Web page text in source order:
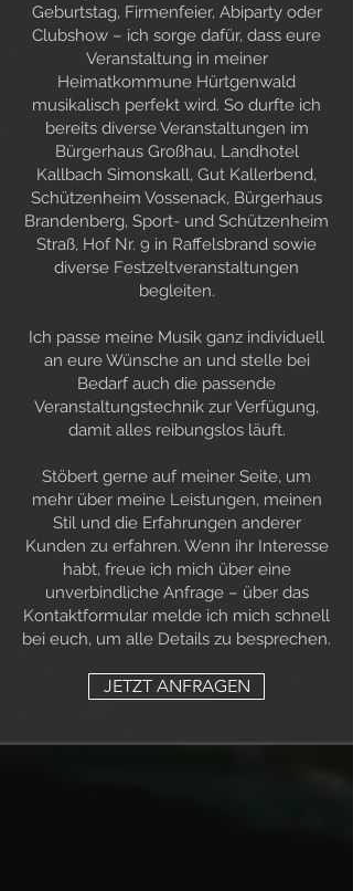
Geburtstag, Firmenfeier, Abiparty oder
Clubshow – ich sorge dafür, dass eure
Veranstaltung in meiner
Heimatkommune Hürtgenwald
musikalisch perfekt wird. So durfte ich
bereits diverse Veranstaltungen im
Bürgerhaus Großhau, Landhotel
Kallbach Simonskall, Gut Kallerbend,
Schützenheim Vossenack, Bürgerhaus
Brandenberg, Sport- und Schützenheim
Straß, Hof Nr. 9 in Raffelsbrand sowie
diverse Festzeltveranstaltungen
begleiten.
Ich passe meine Musik ganz individuell
an eure Wünsche an und stelle bei
Bedarf auch die passende
Veranstaltungstechnik zur Verfügung,
damit alles reibungslos läuft.
Stöbert gerne auf meiner Seite, um
mehr über meine Leistungen, meinen
Stil und die Erfahrungen anderer
Kunden zu erfahren. Wenn ihr Interesse
habt, freue ich mich über eine
unverbindliche Anfrage – über das
Kontaktformular melde ich mich schnell
bei euch, um alle Details zu besprechen.
JETZT ANFRAGEN